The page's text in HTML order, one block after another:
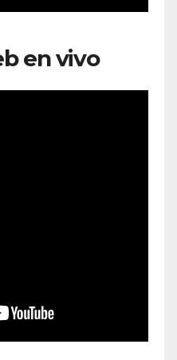
en vivo